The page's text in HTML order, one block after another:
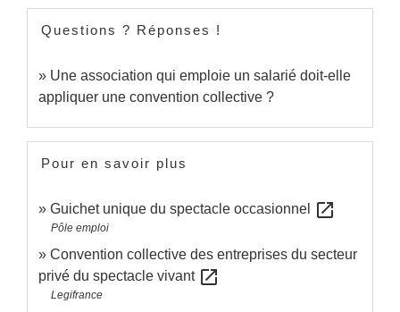
Questions ? Réponses !
Une association qui emploie un salarié doit-elle
appliquer une convention collective ?
Pour en savoir plus
Guichet unique du spectacle occasionnel open_in_new
Pôle emploi
Convention collective des entreprises du secteur
privé du spectacle vivant open_in_new
Legifrance